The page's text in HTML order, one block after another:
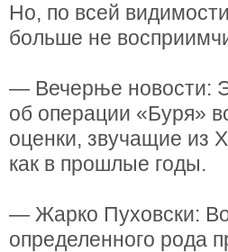
Но, по всей
больше не
— Вечерње новости:
об операции «Буря»
оценки, звучащие из
как в прошлые годы.
— Жарко Пуховски:
определенного рода